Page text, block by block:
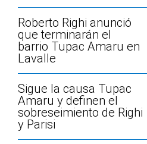
Roberto Righi anunció
que terminarán el
barrio Tupac Amaru en
Lavalle
Sigue la causa Tupac
Amaru y definen el
sobreseimiento de Righi
y Parisi